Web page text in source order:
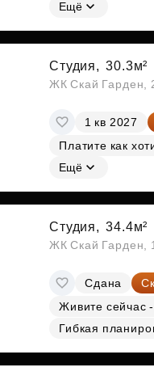
Субсидии
Ещё
Студия, 30.3м²
ЖК Скай Гарден,
1 кв 2027
Платите как
Ещё
Студия, 34.4м²
ЖК Скай Гарден,
Сдана
Живите сейчас
Гибкая